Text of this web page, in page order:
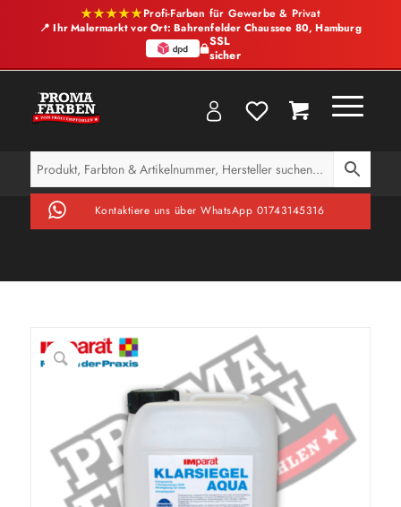
★★★★★Profi-Farben für Gewerbe & Privat
📍 Ihr Malermarkt vor Ort: Bahrenfelder Chaussee 80, Hamburg
SSL
sicher
Kontaktiere uns über WhatsApp 01743145316